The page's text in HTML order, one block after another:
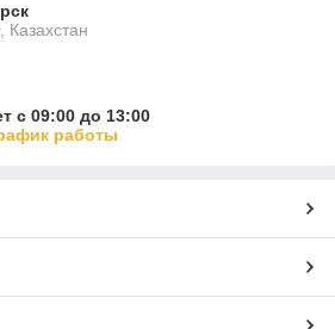
Казахстан
с 09:00 до 13:00
работы